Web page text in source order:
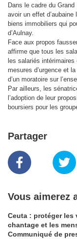
Dans le cadre du
avoir un effet
biens immobiliers qui
d’Aulnay.
Face aux propos
affirme que tous les
les salariés
mesures d’urgence et
d’un moratoire sur
Par ailleurs, les
l’adoption de leur
boursiers pour les
Partager
Vous aimerez
Ceuta : protéger les
chantage et les
Communiqué de